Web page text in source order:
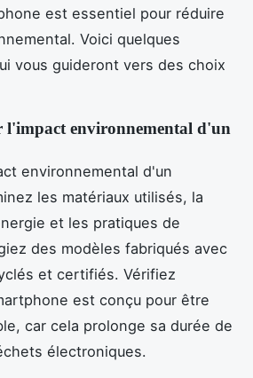
est essentiel pour réduire
Voici quelques
vous guideront vers des choix
l'impact environnemental d'un
environnemental d'un
les matériaux utilisés, la
et les pratiques de
des modèles fabriqués avec
et certifiés. Vérifiez
est conçu pour être
car cela prolonge sa durée de
électroniques.